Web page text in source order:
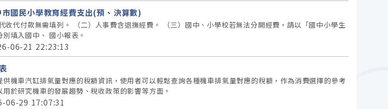
國民小學教育經費支出(預、決算數)
收代付款無需填列。 （二）人事費含退撫經費。 （三）國中、小學校若無法分開經費，請以「國中小學生
填入國中、 國小報表。
06-21 22:23:13
機車汽缸排氣量對應的稅額資訊，使用者可以輕鬆查詢各種機車排氣量對應的稅額，作為消費選擇的參考
於研究機車的發展趨勢、稅收政策的影響等方面。
06-29 17:07:31